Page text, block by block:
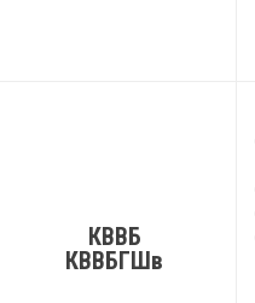
КВВБ
КВВБГШв